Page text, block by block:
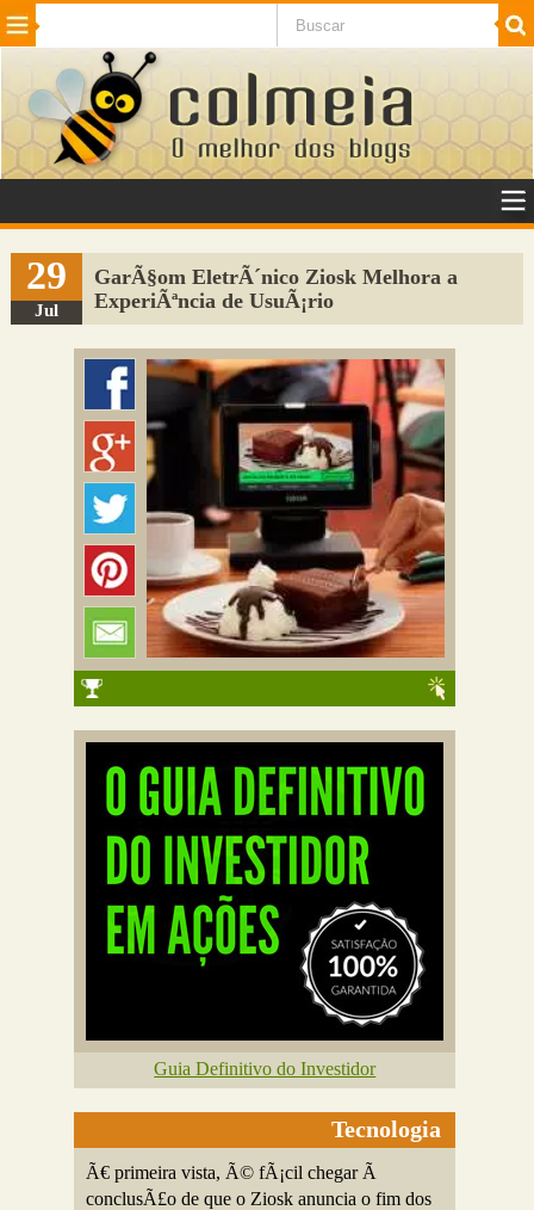
Beleza Cinema e TV
Internet Jogos NotÃ­cias SaÃºde
VeÃ­culos Adulto
Sugerir Link
Adicionar Blog
Colmeia Exchange
29
Jul
GarÃ§om EletrÃ´nico Ziosk Melhora a
ExperiÃªncia de UsuÃ¡rio
Guia Definitivo do Investidor
Tecnologia
Ã€ primeira vista, Ã© fÃ¡cil chegar Ã
conclusÃ£o de que o Ziosk anuncia o fim dos